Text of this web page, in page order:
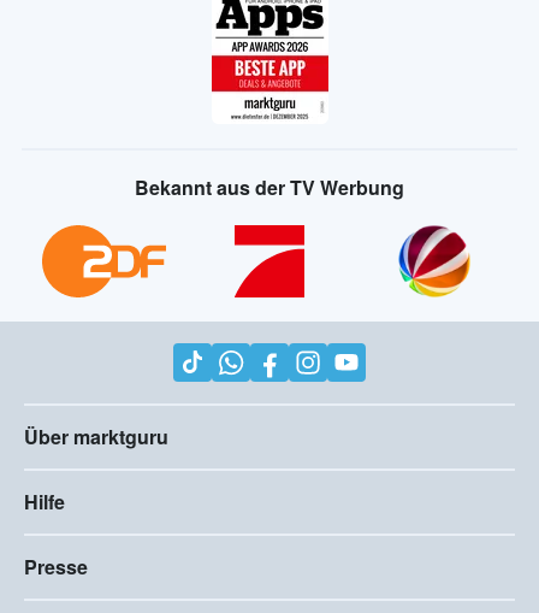
Bekannt aus der TV Werbung
Über marktguru
Hilfe
Presse